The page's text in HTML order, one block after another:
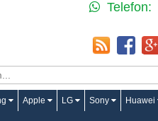
Telefon:
Apple LG Sony Huawei